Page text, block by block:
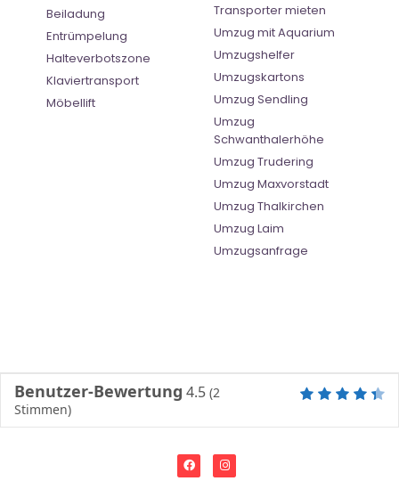
Beiladung
Entrümpelung
Halteverbotszone
Klaviertransport
Möbellift
Transporter mieten
Umzug mit Aquarium
Umzugshelfer
Umzugskartons
Umzug Sendling
Umzug
Schwanthalerhöhe
Umzug Trudering
Umzug Maxvorstadt
Umzug Thalkirchen
Umzug Laim
Umzugsanfrage
Benutzer-Bewertung 4.5 (2
Stimmen)